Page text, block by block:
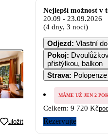
uložit
Nejlepší možnost v
20.09 - 23.09.2026
(4 dny, 3 noci)
Odjezd: Vlastní
Pokoj:
přistýlkou, balkon
Strava:
MÁME UŽ JEN 2
Celkem: 9 720 Kč
Rezervujte